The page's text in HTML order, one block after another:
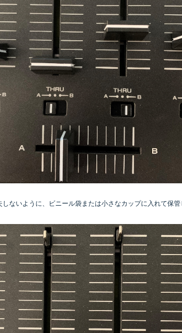
ないように、ビニール袋または小さなカップに入れて保管